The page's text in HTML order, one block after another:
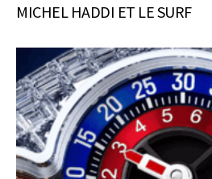
MICHEL HADDI ET LE SURF